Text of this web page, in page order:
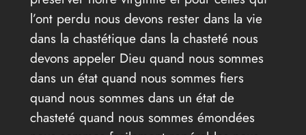
l’ont perdu nous devons rester dans la vie
dans la chastétique dans la chasteté nous
devons appeler Dieu quand nous sommes
dans un état quand nous sommes fiers
quand nous sommes dans un état de
chasteté quand nous sommes émondées